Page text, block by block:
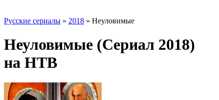
Русские сериалы » 2018 » Неуловимые
Неуловимые (Сериал 2018)
на НТВ